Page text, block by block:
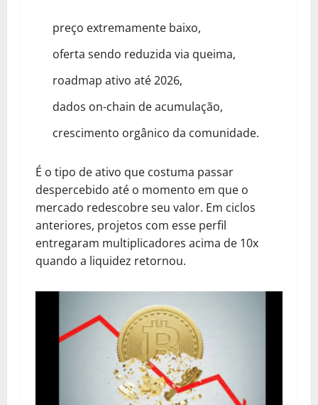
preço extremamente baixo,
oferta sendo reduzida via queima,
roadmap ativo até 2026,
dados on-chain de acumulação,
crescimento orgânico da comunidade.
É o tipo de ativo que costuma passar
despercebido até o momento em que o
mercado redescobre seu valor. Em ciclos
anteriores, projetos com esse perfil
entregaram multiplicadores acima de 10x
quando a liquidez retornou.